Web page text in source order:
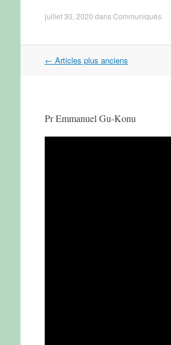
juillet 30, 2020 dansCommuniqués.
Navigation
← Articles plus anciens
Pr Emmanuel Gu-Konu